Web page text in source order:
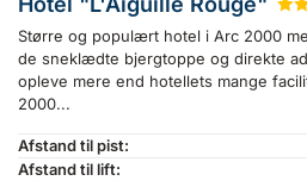
Større og populært hotel i Arc 2000
de sneklædte bjergtoppe og direkte
opleve mere end hotellets mange
2000...
Afstand til pist:
Afstand til lift: